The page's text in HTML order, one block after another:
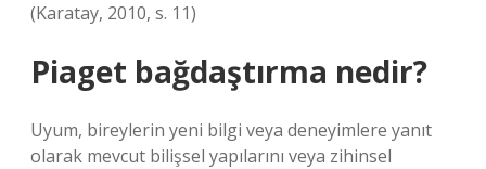
(Karatay, 2010, s. 11)
Piaget bağdaştırma nedir?
Uyum, bireylerin yeni bilgi veya deneyimlere yanıt
olarak mevcut bilişsel yapılarını veya zihinsel